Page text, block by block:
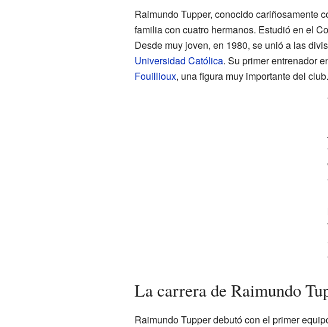
Raimundo Tupper, conocido cariñosamente
familia con cuatro hermanos. Estudió en el
Desde muy joven, en 1980, se unió a las
Universidad Católica. Su primer entrenador
Fouillioux, una figura muy importante del club.
La carrera de Raimundo
Raimundo Tupper debutó con el primer